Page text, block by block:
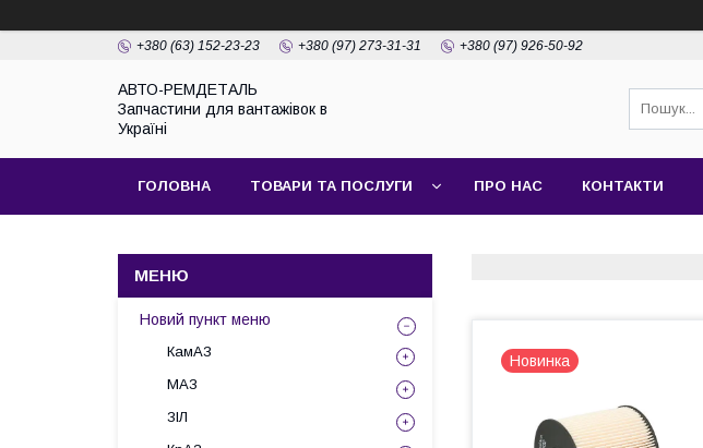
+380 (63) 152-23-23 +380 (97) 273-31-31 +380 (97) 926-50-92
АВТО-РЕМДЕТАЛЬ
Запчастини для вантажівок в
Україні
ГОЛОВНА ТОВАРИ ТА ПОСЛУГИ ПРО НАС КОНТАКТИ
Новинка
Новий пункт меню
КамАЗ
МАЗ
ЗІЛ